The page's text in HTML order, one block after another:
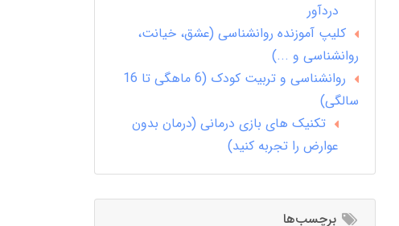
دردآور
کلیپ آموزنده روانشناسی (عشق، خیانت،
روانشناسی و ...)
روانشناسی و تربیت کودک (6 ماهگی تا 16
سالگی)
تکنیک های بازی درمانی (درمان بدون
عوارض را تجربه کنید)
برچسب‌ها